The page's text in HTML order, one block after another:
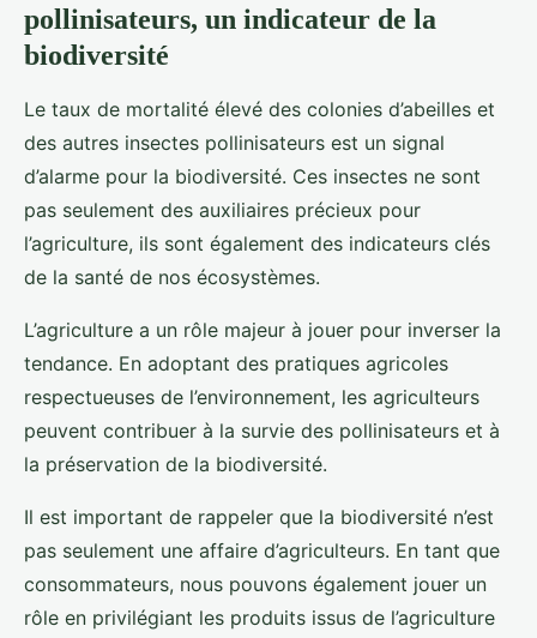
pollinisateurs, un indicateur de la
biodiversité
Le taux de mortalité élevé des colonies d’abeilles et
des autres insectes pollinisateurs est un signal
d’alarme pour la biodiversité. Ces insectes ne sont
pas seulement des auxiliaires précieux pour
l’agriculture, ils sont également des indicateurs clés
de la santé de nos écosystèmes.
L’agriculture a un rôle majeur à jouer pour inverser la
tendance. En adoptant des pratiques agricoles
respectueuses de l’environnement, les agriculteurs
peuvent contribuer à la survie des pollinisateurs et à
la préservation de la biodiversité.
Il est important de rappeler que la biodiversité n’est
pas seulement une affaire d’agriculteurs. En tant que
consommateurs, nous pouvons également jouer un
rôle en privilégiant les produits issus de l’agriculture